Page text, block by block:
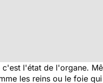
l'état de l'organe.
les reins ou le foie